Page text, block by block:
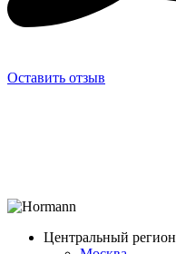
Оставить отзыв
Центральный регион